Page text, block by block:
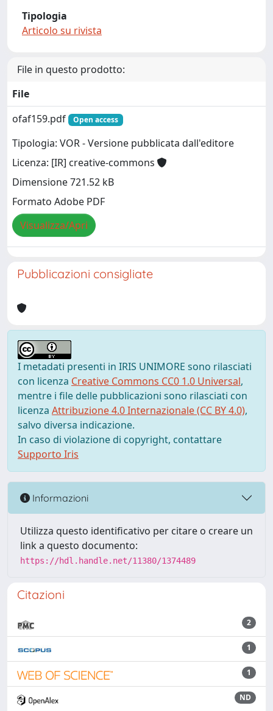
Tipologia
Articolo su rivista
File in questo prodotto:
File
ofaf159.pdf
Open access
Tipologia: VOR - Versione pubblicata dall'editore
Licenza: [IR] creative-commons
Dimensione 721.52 kB
Formato Adobe PDF
Visualizza/Apri
Pubblicazioni consigliate
I metadati presenti in IRIS UNIMORE sono rilasciati
con licenza Creative Commons CC0 1.0 Universal,
mentre i file delle pubblicazioni sono rilasciati con
licenza Attribuzione 4.0 Internazionale (CC BY 4.0),
salvo diversa indicazione.
In caso di violazione di copyright, contattare
Supporto Iris
Informazioni
Utilizza questo identificativo per citare o creare un
link a questo documento:
https://hdl.handle.net/11380/1374489
Citazioni
2
1
1
ND